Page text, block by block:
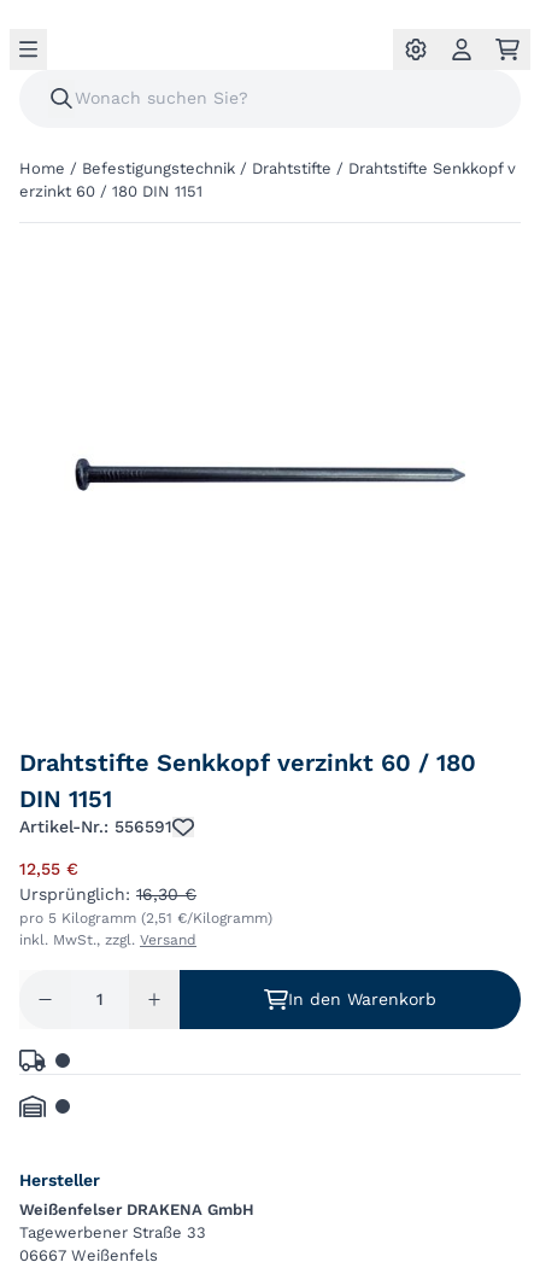
Home / Befestigungstechnik / Drahtstifte / Drahtstifte Senkkopf v
erzinkt 60 / 180 DIN 1151
Drahtstifte Senkkopf verzinkt 60 / 180
DIN 1151
Artikel-Nr.: 556591
12,55 €
Ursprünglich: 16,30 €
pro 5 Kilogramm (2,51 €/Kilogramm)
inkl. MwSt., zzgl. Versand
In den Warenkorb
Hersteller
Weißenfelser DRAKENA GmbH
Tagewerbener Straße 33
06667 Weißenfels